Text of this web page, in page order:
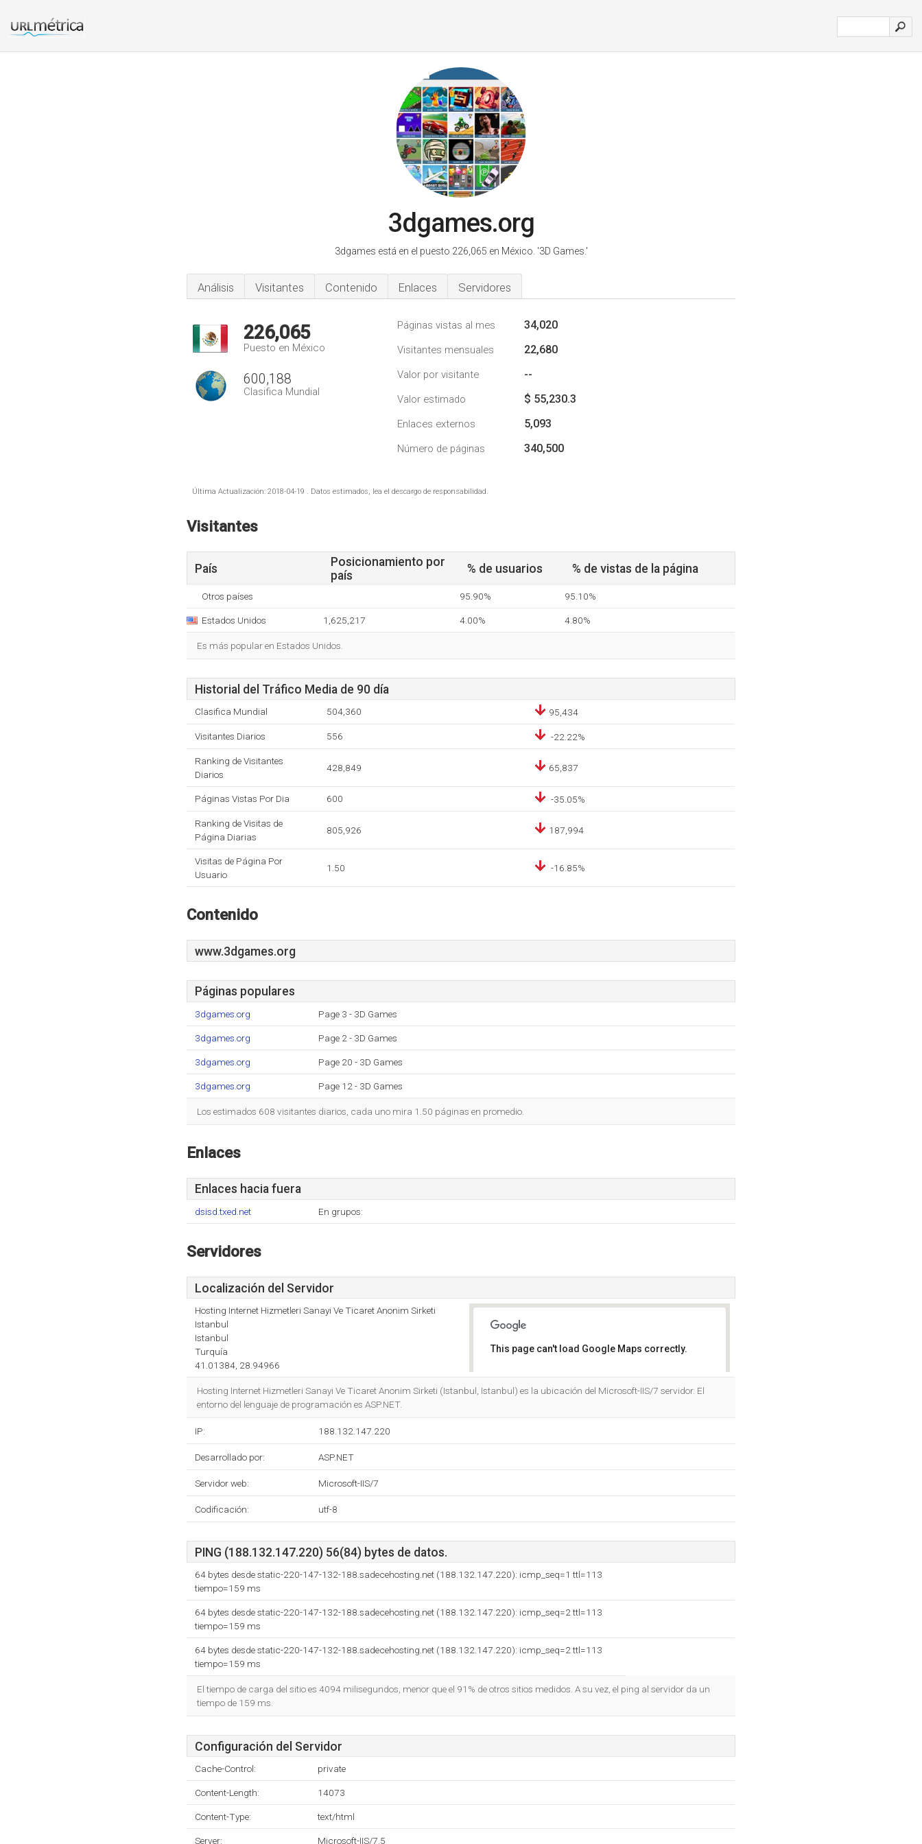
3dgames.org
3dgames está en el puesto 226,065 en México. '3D Games.'
Análisis Visitantes Contenido Enlaces Servidores
226,065
Puesto en México
600,188
Clasifica Mundial
Páginas vistas al mes 34,020
Visitantes mensuales 22,680
Valor por visitante --
Valor estimado $ 55,230.3
Enlaces externos 5,093
Número de páginas 340,500
Última Actualización: 2018-04-19 . Datos estimados, lea el descargo de responsabilidad.
Visitantes
País
Posicionamiento por
país
% de usuarios % de vistas de la página
Otros países 95.90% 95.10%
Estados Unidos 1,625,217 4.00% 4.80%
Es más popular en Estados Unidos.
Historial del Tráfico Media de 90 día
Clasifica Mundial 504,360 95,434
Visitantes Diarios 556 -22.22%
Ranking de Visitantes
Diarios
428,849 65,837
Páginas Vistas Por Dia 600 -35.05%
Ranking de Visitas de
Página Diarias
805,926 187,994
Visitas de Página Por
Usuario
1.50 -16.85%
Contenido
www.3dgames.org
Páginas populares
3dgames.org Page 3 - 3D Games
3dgames.org Page 2 - 3D Games
3dgames.org Page 20 - 3D Games
3dgames.org Page 12 - 3D Games
Los estimados 608 visitantes diarios, cada uno mira 1.50 páginas en promedio.
Enlaces
Enlaces hacia fuera
dsisd.txed.net En grupos:
Servidores
Localización del Servidor
Hosting Internet Hizmetleri Sanayi Ve Ticaret Anonim Sirketi
Istanbul
Istanbul
Turquía
41.01384, 28.94966
This page can't load Google Maps correctly.
Hosting Internet Hizmetleri Sanayi Ve Ticaret Anonim Sirketi (Istanbul, Istanbul) es la ubicación del Microsoft-IIS/7 servidor. El
entorno del lenguaje de programación es ASP.NET.
IP: 188.132.147.220
Desarrollado por: ASP.NET
Servidor web: Microsoft-IIS/7
Codificación: utf-8
PING (188.132.147.220) 56(84) bytes de datos.
64 bytes desde static-220-147-132-188.sadecehosting.net (188.132.147.220): icmp_seq=1 ttl=113
tiempo=159 ms
64 bytes desde static-220-147-132-188.sadecehosting.net (188.132.147.220): icmp_seq=2 ttl=113
tiempo=159 ms
64 bytes desde static-220-147-132-188.sadecehosting.net (188.132.147.220): icmp_seq=2 ttl=113
tiempo=159 ms
El tiempo de carga del sitio es 4094 milisegundos, menor que el 91% de otros sitios medidos. A su vez, el ping al servidor da un
tiempo de 159 ms.
Configuración del Servidor
Cache-Control: private
Content-Length: 14073
Content-Type: text/html
Server: Microsoft-IIS/7.5